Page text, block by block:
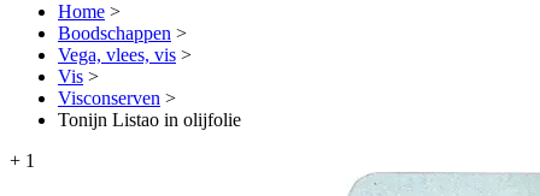
Home >
Boodschappen >
Vega, vlees, vis >
Vis >
Visconserven >
Tonijn Listao in olijfolie
+ 1